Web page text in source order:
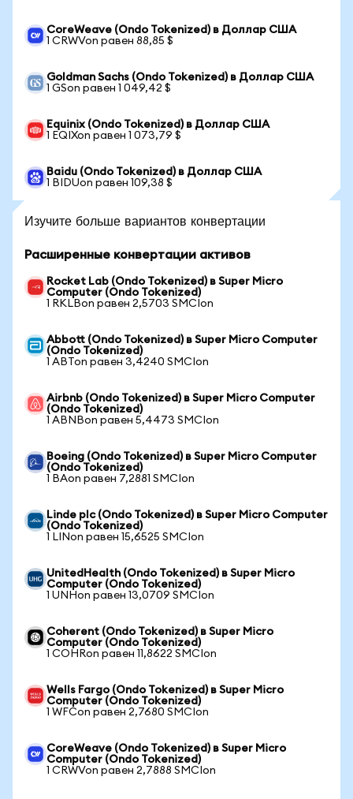
CoreWeave (Ondo Tokenized) в Доллар США
1 CRWVon равен 88,85 $
Goldman Sachs (Ondo Tokenized) в Доллар США
1 GSon равен 1 049,42 $
Equinix (Ondo Tokenized) в Доллар США
1 EQIXon равен 1 073,79 $
Baidu (Ondo Tokenized) в Доллар США
1 BIDUon равен 109,38 $
Изучите больше вариантов конвертации
Расширенные конвертации активов
Rocket Lab (Ondo Tokenized) в Super Micro
Computer (Ondo Tokenized)
1 RKLBon равен 2,5703 SMCIon
Abbott (Ondo Tokenized) в Super Micro Computer
(Ondo Tokenized)
1 ABTon равен 3,4240 SMCIon
Airbnb (Ondo Tokenized) в Super Micro Computer
(Ondo Tokenized)
1 ABNBon равен 5,4473 SMCIon
Boeing (Ondo Tokenized) в Super Micro Computer
(Ondo Tokenized)
1 BAon равен 7,2881 SMCIon
Linde plc (Ondo Tokenized) в Super Micro Computer
(Ondo Tokenized)
1 LINon равен 15,6525 SMCIon
UnitedHealth (Ondo Tokenized) в Super Micro
Computer (Ondo Tokenized)
1 UNHon равен 13,0709 SMCIon
Coherent (Ondo Tokenized) в Super Micro
Computer (Ondo Tokenized)
1 COHRon равен 11,8622 SMCIon
Wells Fargo (Ondo Tokenized) в Super Micro
Computer (Ondo Tokenized)
1 WFCon равен 2,7680 SMCIon
CoreWeave (Ondo Tokenized) в Super Micro
Computer (Ondo Tokenized)
1 CRWVon равен 2,7888 SMCIon